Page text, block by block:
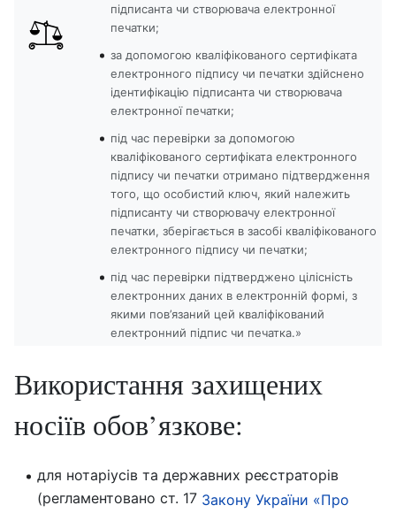
підписанта чи створювача електронної
печатки;
за допомогою кваліфікованого сертифіката
електронного підпису чи печатки здійснено
ідентифікацію підписанта чи створювача
електронної печатки;
під час перевірки за допомогою
кваліфікованого сертифіката електронного
підпису чи печатки отримано підтвердження
того, що особистий ключ, який належить
підписанту чи створювачу електронної
печатки, зберігається в засобі кваліфікованого
електронного підпису чи печатки;
під час перевірки підтверджено цілісність
електронних даних в електронній формі, з
якими пов’язаний цей кваліфікований
електронний підпис чи печатка.»
Використання захищених
носіїв обов’язкове:
для нотаріусів та державних реєстраторів
(регламентовано ст. 17 Закону України «Про